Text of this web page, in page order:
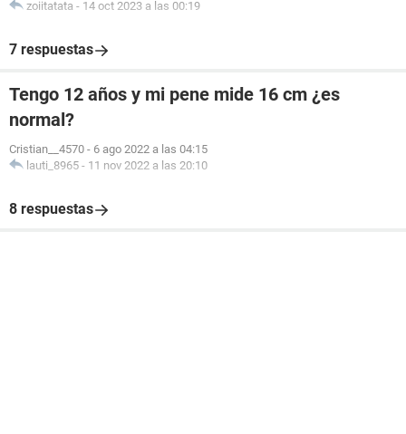
zoiitatata - 14 oct 2023 a las 00:19
7 respuestas
Tengo 12 años y mi pene mide 16 cm ¿es
normal?
Cristian__4570 - 6 ago 2022 a las 04:15
lauti_8965 - 11 nov 2022 a las 20:10
8 respuestas